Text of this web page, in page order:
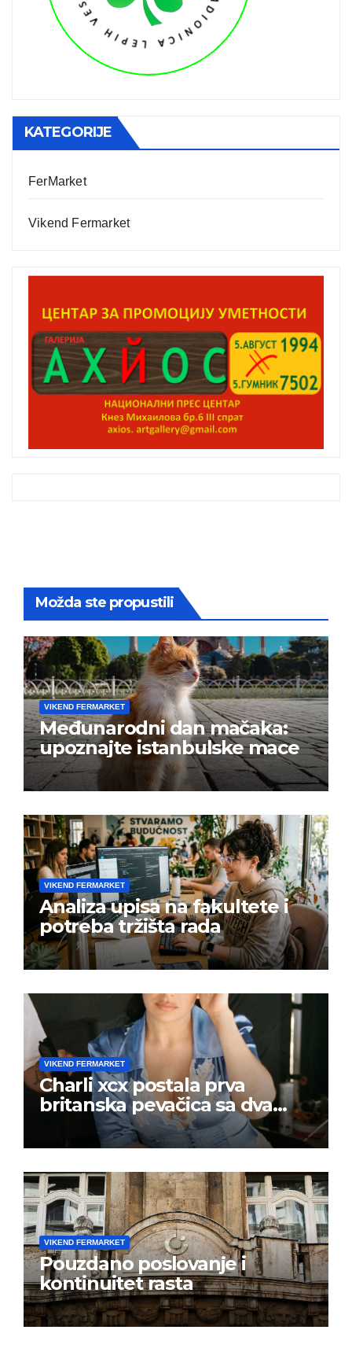
KATEGORIJE
FerMarket
Vikend Fermarket
Možda ste propustili
VIKEND FERMARKET
Međunarodni dan mačaka:
upoznajte istanbulske mace
VIKEND FERMARKET
Analiza upisa na fakultete i
potreba tržišta rada
VIKEND FERMARKET
Charli xcx postala prva
britanska pevačica sa dva
albuma na prvom mestu u
istoj kalendarskoj godini
VIKEND FERMARKET
Pouzdano poslovanje i
kontinuitet rasta